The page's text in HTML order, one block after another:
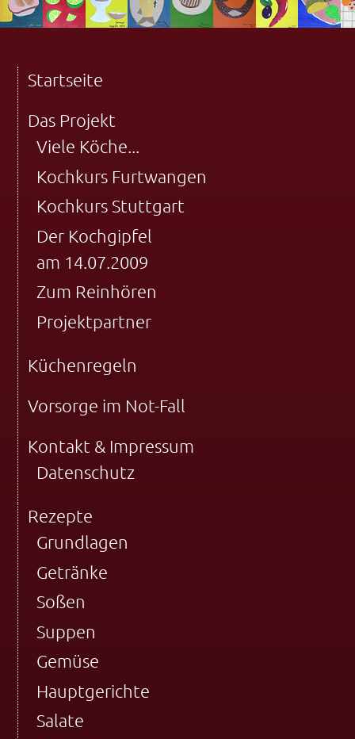
Startseite
Das Projekt
Viele Köche...
Kochkurs Furtwangen
Kochkurs Stuttgart
Der Kochgipfel
am 14.07.2009
Zum Reinhören
Projektpartner
Küchenregeln
Vorsorge im Not-Fall
Kontakt & Impressum
Datenschutz
Rezepte
Grundlagen
Getränke
Soßen
Suppen
Gemüse
Hauptgerichte
Salate